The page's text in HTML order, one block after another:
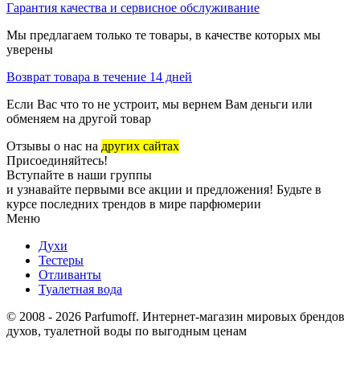
Гарантия качества и сервисное обслуживание
Мы предлагаем только те товары, в качестве которых мы
уверены
Возврат товара в течение 14 дней
Если Вас что то не устроит, мы вернем Вам деньги или
обменяем на другой товар
Отзывы о нас на других сайтах
Присоединяйтесь!
Вступайте в наши группы
и узнавайте первыми все акции и предложения! Будьте в
курсе последних трендов в мире парфюмерии
Меню
Духи
Тестеры
Отливанты
Туалетная вода
© 2008 - 2026 Parfumoff. Интернет-магазин мировых брендов
духов, туалетной воды по выгодным ценам